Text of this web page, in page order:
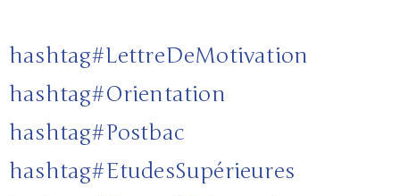
hashtag#LettreDeMotivation
hashtag#Orientation
hashtag#Postbac
hashtag#EtudesSupérieures